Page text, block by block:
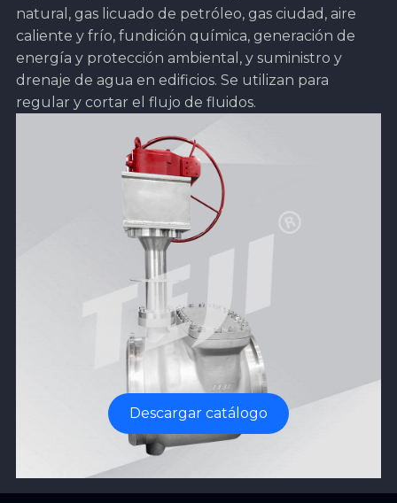
natural, gas licuado de petróleo, gas ciudad, aire
caliente y frío, fundición química, generación de
energía y protección ambiental, y suministro y
drenaje de agua en edificios. Se utilizan para
regular y cortar el flujo de fluidos.
Descargar catálogo